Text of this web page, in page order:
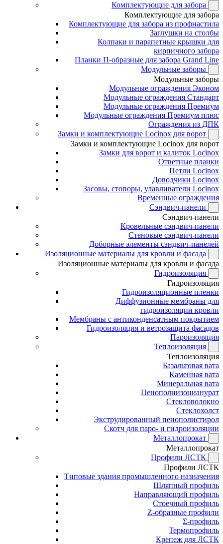
Комплектующие для забора
Комплектующие для забора
Комплектующие для забора из профнастила
Заглушки на столбы
Колпаки и парапетные крышки для
кирпичного забора
Планки П-образные для забора Grand Line
Модульные заборы
Модульные заборы
Модульные ограждения Эконом
Модульные ограждения Стандарт
Модульные ограждения Премиум
Модульные ограждения Премиум плюс
Ограждения из ДПК
Замки и комплектующие Locinox для ворот
Замки и комплектующие Locinox для ворот
Замки для ворот и калиток Locinox
Ответные планки
Петли Locinox
Доводчики Locinox
Засовы, стопоры, улавливатели Locinox
Временные ограждения
Сэндвич-панели
Сэндвич-панели
Кровельные сэндвич-панели
Стеновые сэндвич-панели
Доборные элементы сэндвич-панелей
Изоляционные материалы для кровли и фасада
Изоляционные материалы для кровли и фасада
Гидроизоляция
Гидроизоляция
Гидроизоляционные пленки
Диффузионные мембраны для
гидроизоляции кровли
Мембраны с антиконденсатным покрытием
Гидроизоляция и ветрозащита фасадов
Пароизоляция
Теплоизоляция
Теплоизоляция
Базальтовая вата
Каменная вата
Минеральная вата
Пенополиизоцианурат
Стекловолокно
Стеклохолст
Экструдированный пенополистирол
Скотч для паро- и гидроизоляции
Металлопрокат
Металлопрокат
Профили ЛСТК
Профили ЛСТК
Типовые здания промышленного назначения
Шляпный профиль
Направляющий профиль
Стоечный профиль
Z-образные профили
Σ-профиль
Термопрофиль
Крепеж для ЛСТК